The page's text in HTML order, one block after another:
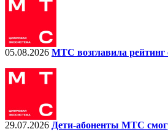
05.08.2026 МТС возглавила рейтинг
29.07.2026 Дети-абоненты МТС